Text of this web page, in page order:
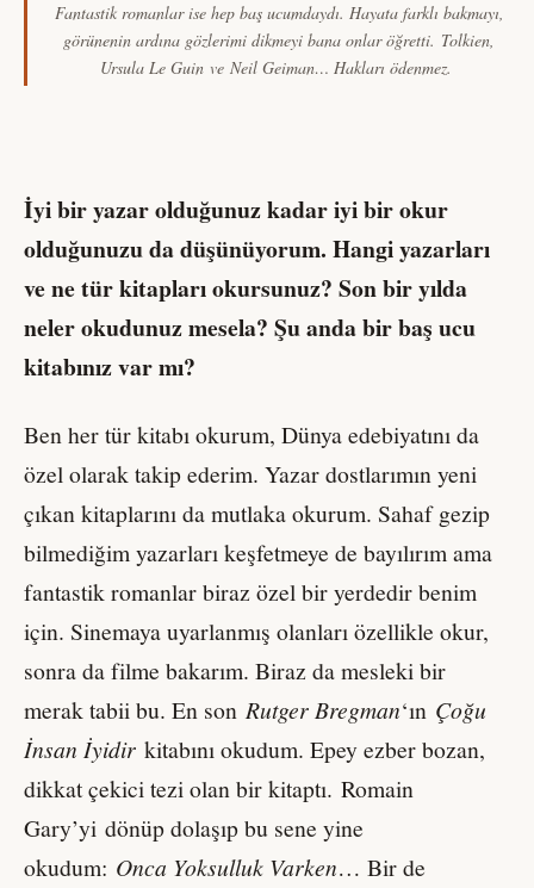
Fantastik romanlar ise hep baş ucumdaydı. Hayata farklı bakmayı,
görünenin ardına gözlerimi dikmeyi bana onlar öğretti. Tolkien,
Ursula Le Guin ve Neil Geiman… Hakları ödenmez.
İyi bir yazar olduğunuz kadar iyi bir okur
olduğunuzu da düşünüyorum. Hangi yazarları
ve ne tür kitapları okursunuz? Son bir yılda
neler okudunuz mesela? Şu anda bir baş ucu
kitabınız var mı?
Ben her tür kitabı okurum, Dünya edebiyatını da
özel olarak takip ederim. Yazar dostlarımın yeni
çıkan kitaplarını da mutlaka okurum. Sahaf gezip
bilmediğim yazarları keşfetmeye de bayılırım ama
fantastik romanlar biraz özel bir yerdedir benim
için. Sinemaya uyarlanmış olanları özellikle okur,
sonra da filme bakarım. Biraz da mesleki bir
merak tabii bu. En son Rutger Bregman‘ın Çoğu
İnsan İyidir kitabını okudum. Epey ezber bozan,
dikkat çekici tezi olan bir kitaptı. Romain
Gary’yi dönüp dolaşıp bu sene yine
okudum: Onca Yoksulluk Varken… Bir de